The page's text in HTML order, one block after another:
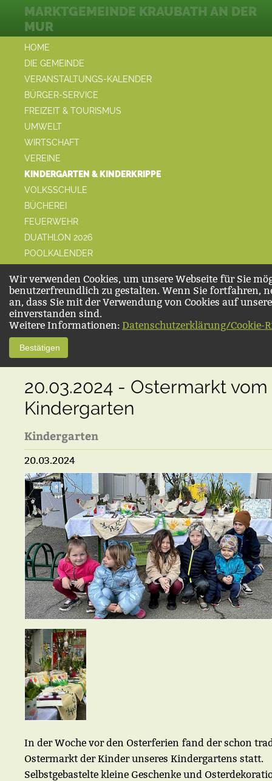
HOME
DIE GEMEINDE
VERANSTALTUNGS-KALENDER
BÜRGER-SERVICE
FREIZEIT & TOURISMUS
UMWELT
WIRTSCHAFT
VEREINE
KINDERGARTEN & KINDERKRIPPE
VOLKSSCHULE
BÜCHEREI
FEUERWEHR
DUATHLON 2026
POOLKALENDER
MARKTGEMEINDE KRAUBATH AN DER
MUR
Wir verwenden Cookies, um unsere Webseite für Sie
benutzerfreundlich zu gestalten. Wenn Sie fortfahren,
an, dass Sie mit der Verwendung von Cookies auf
einverstanden sind.
Weitere Informationen: Datenschutzerklärung/Cookie-
Bestätigen
20.03.2024 - Ostermarkt vom
Kindergarten
Kindergarten
20.03.2024
In der Woche vor den Osterferien fand der schon
Ostermarkt der Kinder unseres Kindergartens statt.
Selbstgebastelte kleine Geschenke und